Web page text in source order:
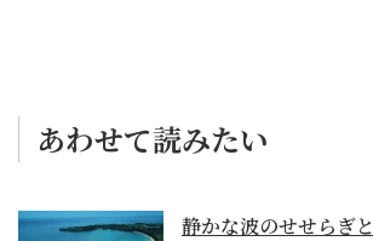
あわせて読みたい
静かな波のせせらぎ